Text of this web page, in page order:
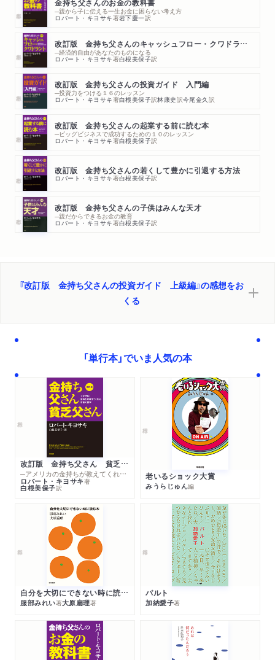
金持ち父さんのお金の教科書
─親から子に伝える一生お金に困らない考え方
ロバート・キヨサキ著岩下慶一訳
改訂版 金持ち父さんのキャッシュフロー・クワドラント
─経済的自由があなたのものになる
ロバート・キヨサキ著白根美保子訳
改訂版 金持ち父さんの投資ガイド 入門編
─投資力をつける１６のレッスン
ロバート・キヨサキ著白根美保子訳林康史訳今尾金久訳
改訂版 金持ち父さんの起業する前に読む本
─ビッグビジネスで成功するための１０のレッスン
ロバート・キヨサキ著白根美保子訳
改訂版 金持ち父さんの若くして豊かに引退する方法
ロバート・キヨサキ著白根美保子訳
改訂版 金持ち父さんの子供はみんな天才
─親だからできるお金の教育
ロバート・キヨサキ著白根美保子訳
『改訂版 金持ち父さんの投資ガイド 上級編』の感想をお
くる
「単行本」でいま人気の本
改訂版 金持ち父さん 貧乏父さん
─アメリカの金持ちが教えてくれるお金の哲学
ロバート・キヨサキ著
白根美保子訳
老いるショック大賞
みうらじゅん編
自分を大切にできない時に読む本
服部みれい著大原扁理著
パルト
加納愛子著